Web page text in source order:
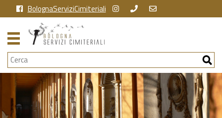
BolognaServiziCimiteriali
Cerca